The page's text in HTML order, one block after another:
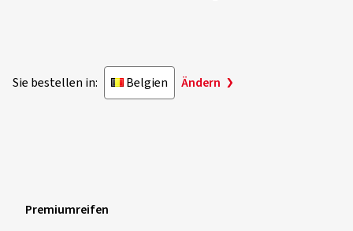
Sie bestellen in: Belgien Ändern
Premiumreifen